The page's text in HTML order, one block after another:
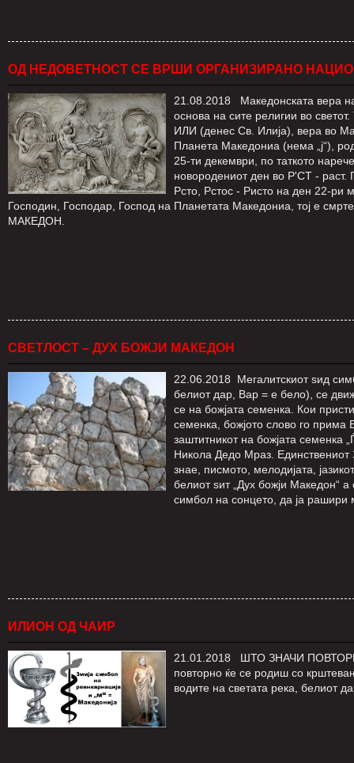
ОД НЕДОВЕТНОСТ СЕ ВРШИ ОРГАНИЗИРАНО
21.08.2018 Македонската вера
основа на сите религии во
ИЛИ (денес Св. Илија), вера во
Планета Македониа (нема „ј“),
25-ти декември, по таткото
новородениот ден во Р'СТ -
Рсто, Рстос - Ристо на ден 22-ри
Господин, Господар, Господ на Планетата Македониа, тој е
МАКЕДОН.
СВЕТЛОСТ – ДУХ БОЖЈИ МАКЕДОН
22.06.2018 Мегалитскиот ѕид
белиот дар, Вар = е бело), се
се на божјата семенка. Кои
семенка, божјото слово го
заштитникот на божјата семенка
Никола Дедо Мраз. Единствениот
знае, писмото, мелодијата,
белиот ѕит „Дух божји Македон“
симбол на сонцето, да ја рашири
ИЛИОН ОД ЧАИР
21.01.2018 ШТО ЗНАЧИ
повторно ќе се родиш со
водите на светата река, белиот